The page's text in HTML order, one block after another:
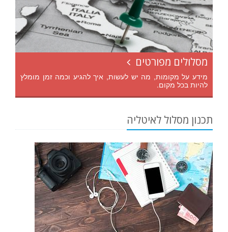
מסלולים מפורטים
מידע על מקומות, מה יש לעשות, איך להגיע וכמה זמן מומלץ
להיות בכל מקום.
תכנון מסלול לאיטליה